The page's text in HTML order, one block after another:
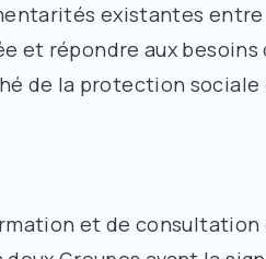
existantes entre
et répondre aux besoins
de la protection sociale
et de